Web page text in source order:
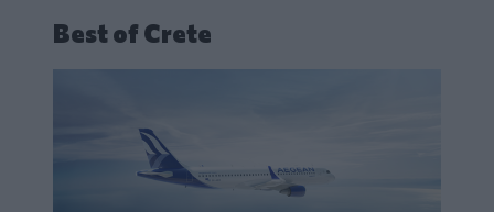
Best of Crete